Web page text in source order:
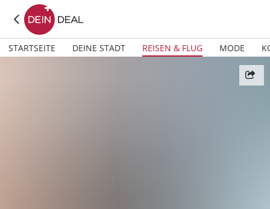
STARTSEITE DEINE STADT REISEN & FLUG MODE